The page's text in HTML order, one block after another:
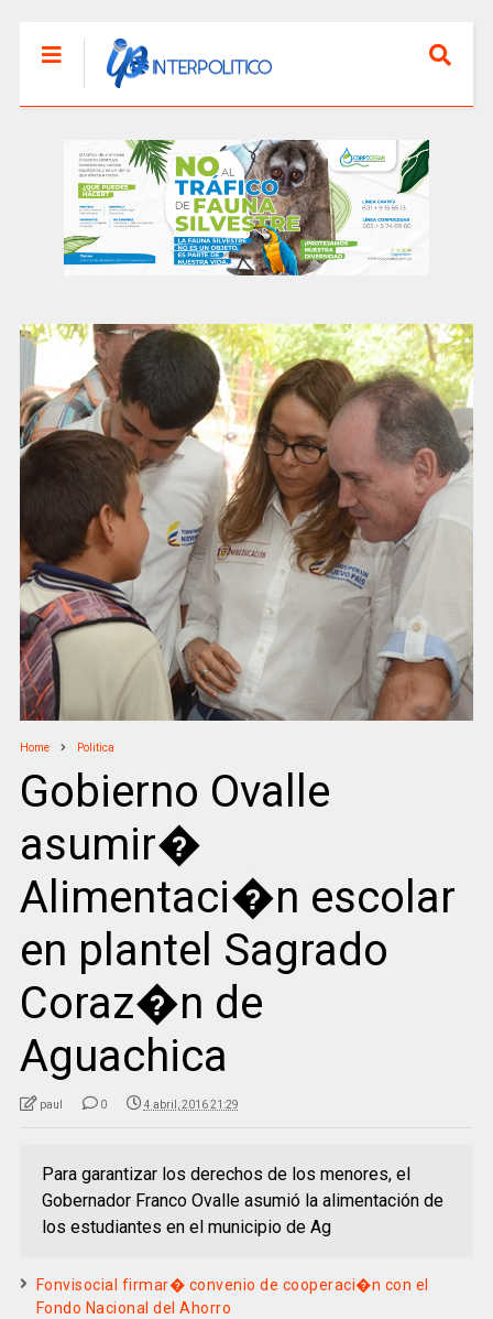
Home Politica
Gobierno Ovalle
asumir�
Alimentaci�n escolar
en plantel Sagrado
Coraz�n de
Aguachica
paul 0 4 abril, 2016 21:29
Para garantizar los derechos de los menores, el
Gobernador Franco Ovalle asumió la alimentación de
los estudiantes en el municipio de Ag
Fonvisocial firmar� convenio de cooperaci�n con el
Fondo Nacional del Ahorro